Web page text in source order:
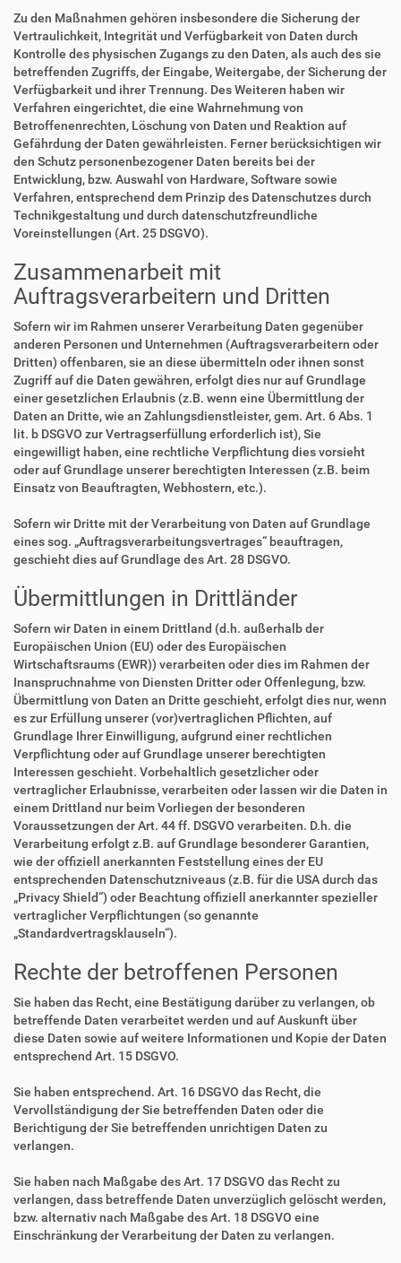
Zu den Maßnahmen gehören insbesondere die Sicherung der
Vertraulichkeit, Integrität und Verfügbarkeit von Daten durch
Kontrolle des physischen Zugangs zu den Daten, als auch des sie
betreffenden Zugriffs, der Eingabe, Weitergabe, der Sicherung der
Verfügbarkeit und ihrer Trennung. Des Weiteren haben wir
Verfahren eingerichtet, die eine Wahrnehmung von
Betroffenenrechten, Löschung von Daten und Reaktion auf
Gefährdung der Daten gewährleisten. Ferner berücksichtigen wir
den Schutz personenbezogener Daten bereits bei der
Entwicklung, bzw. Auswahl von Hardware, Software sowie
Verfahren, entsprechend dem Prinzip des Datenschutzes durch
Technikgestaltung und durch datenschutzfreundliche
Voreinstellungen (Art. 25 DSGVO).
Zusammenarbeit mit
Auftragsverarbeitern und Dritten
Sofern wir im Rahmen unserer Verarbeitung Daten gegenüber
anderen Personen und Unternehmen (Auftragsverarbeitern oder
Dritten) offenbaren, sie an diese übermitteln oder ihnen sonst
Zugriff auf die Daten gewähren, erfolgt dies nur auf Grundlage
einer gesetzlichen Erlaubnis (z.B. wenn eine Übermittlung der
Daten an Dritte, wie an Zahlungsdienstleister, gem. Art. 6 Abs. 1
lit. b DSGVO zur Vertragserfüllung erforderlich ist), Sie
eingewilligt haben, eine rechtliche Verpflichtung dies vorsieht
oder auf Grundlage unserer berechtigten Interessen (z.B. beim
Einsatz von Beauftragten, Webhostern, etc.).
Sofern wir Dritte mit der Verarbeitung von Daten auf Grundlage
eines sog. „Auftragsverarbeitungsvertrages“ beauftragen,
geschieht dies auf Grundlage des Art. 28 DSGVO.
Übermittlungen in Drittländer
Sofern wir Daten in einem Drittland (d.h. außerhalb der
Europäischen Union (EU) oder des Europäischen
Wirtschaftsraums (EWR)) verarbeiten oder dies im Rahmen der
Inanspruchnahme von Diensten Dritter oder Offenlegung, bzw.
Übermittlung von Daten an Dritte geschieht, erfolgt dies nur, wenn
es zur Erfüllung unserer (vor)vertraglichen Pflichten, auf
Grundlage Ihrer Einwilligung, aufgrund einer rechtlichen
Verpflichtung oder auf Grundlage unserer berechtigten
Interessen geschieht. Vorbehaltlich gesetzlicher oder
vertraglicher Erlaubnisse, verarbeiten oder lassen wir die Daten in
einem Drittland nur beim Vorliegen der besonderen
Voraussetzungen der Art. 44 ff. DSGVO verarbeiten. D.h. die
Verarbeitung erfolgt z.B. auf Grundlage besonderer Garantien,
wie der offiziell anerkannten Feststellung eines der EU
entsprechenden Datenschutzniveaus (z.B. für die USA durch das
„Privacy Shield“) oder Beachtung offiziell anerkannter spezieller
vertraglicher Verpflichtungen (so genannte
„Standardvertragsklauseln“).
Rechte der betroffenen Personen
Sie haben das Recht, eine Bestätigung darüber zu verlangen, ob
betreffende Daten verarbeitet werden und auf Auskunft über
diese Daten sowie auf weitere Informationen und Kopie der Daten
entsprechend Art. 15 DSGVO.
Sie haben entsprechend. Art. 16 DSGVO das Recht, die
Vervollständigung der Sie betreffenden Daten oder die
Berichtigung der Sie betreffenden unrichtigen Daten zu
verlangen.
Sie haben nach Maßgabe des Art. 17 DSGVO das Recht zu
verlangen, dass betreffende Daten unverzüglich gelöscht werden,
bzw. alternativ nach Maßgabe des Art. 18 DSGVO eine
Einschränkung der Verarbeitung der Daten zu verlangen.